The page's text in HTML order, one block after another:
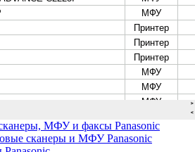
Canon
картриджей Canon
плоттеры и принтеры HP
и МФУ HP
hp
и принтеры OKI
и принтеры RICOH
копировальных аппаратов
МФУ и факсы Panasonic
сканеры и МФУ Panasonic